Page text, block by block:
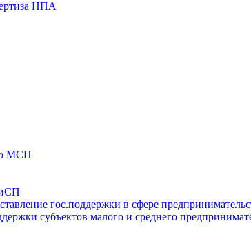
НПА
МСП
гос.поддержки в сфере
субъектов малого и среднего